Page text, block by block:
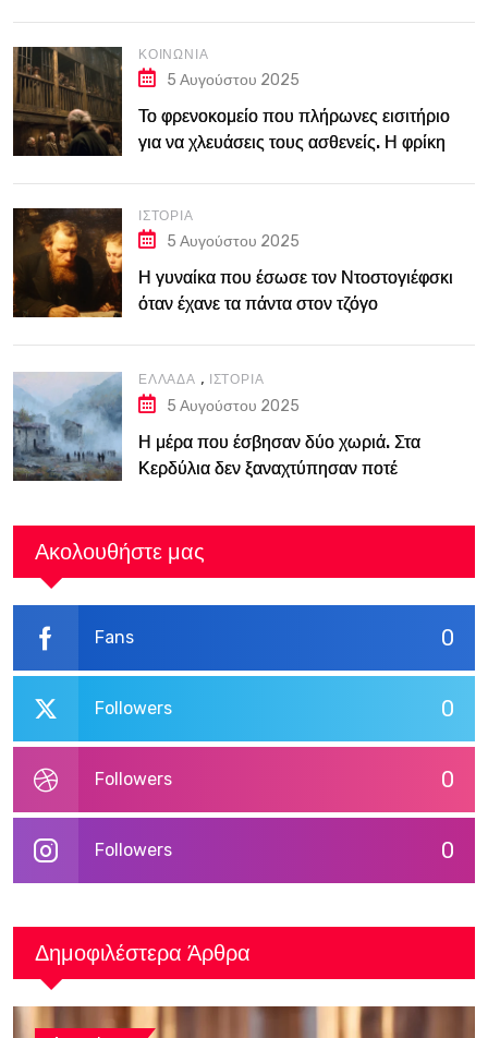
ΚΟΙΝΩΝΊΑ
5 Αυγούστου 2025
Το φρενοκομείο που πλήρωνες εισιτήριο
για να χλευάσεις τους ασθενείς. Η φρίκη
ΙΣΤΟΡΊΑ
5 Αυγούστου 2025
Η γυναίκα που έσωσε τον Ντοστογιέφσκι
όταν έχανε τα πάντα στον τζόγο
ΕΛΛΆΔΑ , ΙΣΤΟΡΊΑ
5 Αυγούστου 2025
Η μέρα που έσβησαν δύο χωριά. Στα
Κερδύλια δεν ξαναχτύπησαν ποτέ
Ακολουθήστε μας
0
Fans
0
Followers
0
Followers
0
Followers
Δημοφιλέστερα Άρθρα